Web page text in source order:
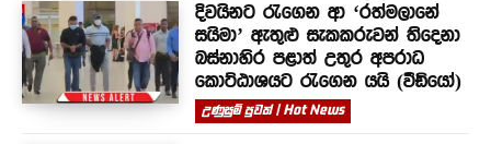
දිවයිනට රැගෙන ආ ‘රත්මලානේ
සයිමා’ ඇතුළු සැකකරුවන් තිදෙනා
බස්නාහිර පළාත් උතුර අපරාධ
කොට්ඨාශයට රැගෙන යයි (වීඩියෝ)
උණුසුම් පුවත් | Hot News